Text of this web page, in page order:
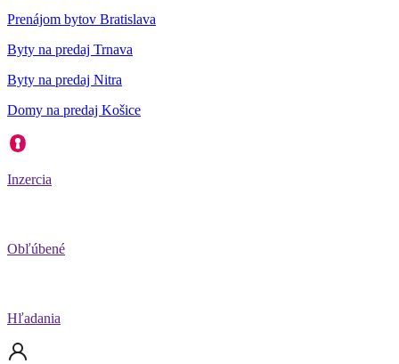
Prenájom bytov Bratislava
Byty na predaj Trnava
Byty na predaj Nitra
Domy na predaj Košice
Inzercia
Obľúbené
Hľadania